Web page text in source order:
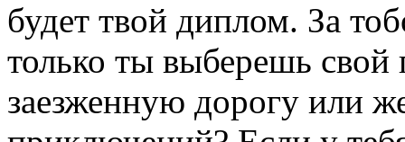
будет твой диплом. За
только ты выберешь
заезженную дорогу или